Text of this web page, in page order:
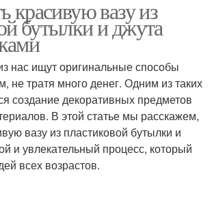
красивую вазу из
бутылки и джута
нас ищут оригинальные способы
не тратя много денег. Одним из таких
создание декоративных предметов
В этой статье мы расскажем,
вазу из пластиковой бутылки и
и увлекательный процесс, который
всех возрастов.